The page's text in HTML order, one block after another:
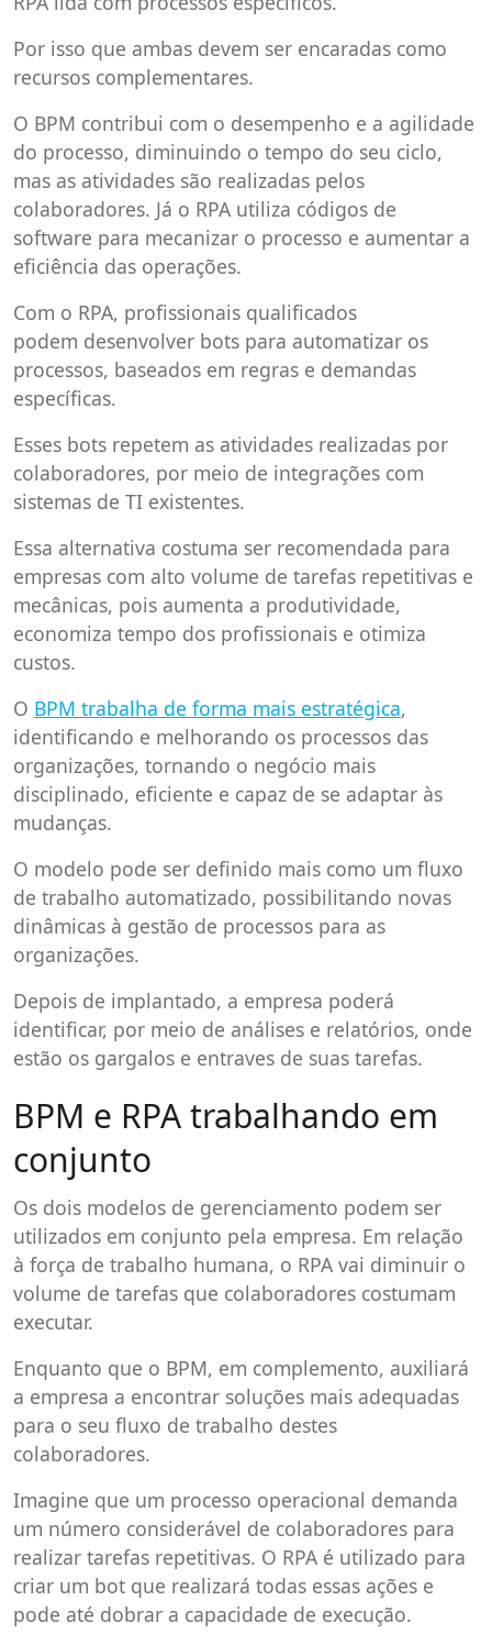
Por isso que ambas devem ser encaradas como
recursos complementares.
O BPM contribui com o desempenho e a agilidade
do processo, diminuindo o tempo do seu ciclo,
mas as atividades são realizadas pelos
colaboradores. Já o RPA utiliza códigos de
software para mecanizar o processo e aumentar a
eficiência das operações.
Com o RPA, profissionais qualificados
podem desenvolver bots para automatizar os
processos, baseados em regras e demandas
específicas.
Esses bots repetem as atividades realizadas por
colaboradores, por meio de integrações com
sistemas de TI existentes.
Essa alternativa costuma ser recomendada para
empresas com alto volume de tarefas repetitivas e
mecânicas, pois aumenta a produtividade,
economiza tempo dos profissionais e otimiza
custos.
O BPM trabalha de forma mais estratégica,
identificando e melhorando os processos das
organizações, tornando o negócio mais
disciplinado, eficiente e capaz de se adaptar às
mudanças.
O modelo pode ser definido mais como um fluxo
de trabalho automatizado, possibilitando novas
dinâmicas à gestão de processos para as
organizações.
Depois de implantado, a empresa poderá
identificar, por meio de análises e relatórios, onde
estão os gargalos e entraves de suas tarefas.
BPM e RPA trabalhando em
conjunto
Os dois modelos de gerenciamento podem ser
utilizados em conjunto pela empresa. Em relação
à força de trabalho humana, o RPA vai diminuir o
volume de tarefas que colaboradores costumam
executar.
Enquanto que o BPM, em complemento, auxiliará
a empresa a encontrar soluções mais adequadas
para o seu fluxo de trabalho destes
colaboradores.
Imagine que um processo operacional demanda
um número considerável de colaboradores para
realizar tarefas repetitivas. O RPA é utilizado para
criar um bot que realizará todas essas ações e
pode até dobrar a capacidade de execução.